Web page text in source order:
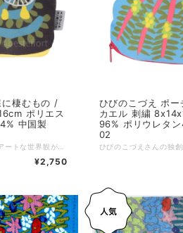
ポリエス
中国製
¥2,750
ひびのこづえ ポーチ 森に棲む
カエル 刺繍
96% ポリウレタ
02